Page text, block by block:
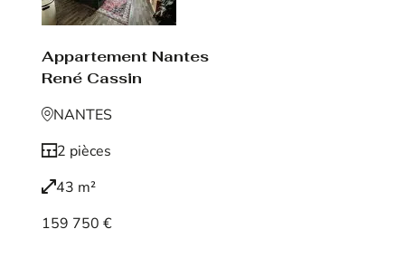
Appartement Nantes
René Cassin
NANTES
2 pièces
43 m²
159 750 €